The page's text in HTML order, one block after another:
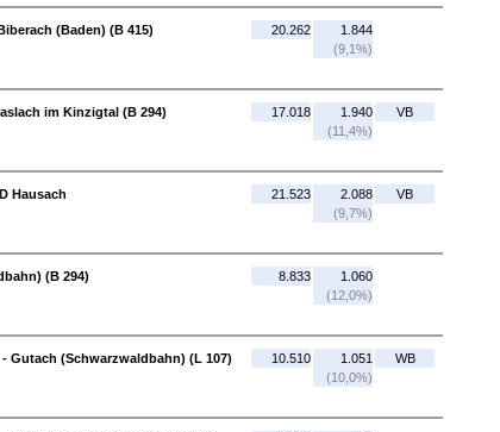
(Baden) (B 415)
20.262
1.844
(9,1%)
im Kinzigtal (B 294)
17.018
1.940
(11,4%)
VB
Hausach
21.523
2.088
(9,7%)
VB
(B 294)
8.833
1.060
(12,0%)
Gutach (Schwarzwaldbahn) (L 107)
10.510
1.051
(10,0%)
WB